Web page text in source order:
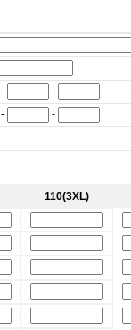
-
-
-
-
110(3XL)